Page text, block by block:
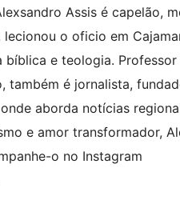
Assis é capelão,
o oficio em
e teologia. Professor
também é jornalista,
aborda notícias
e amor transformador,
o no Instagram